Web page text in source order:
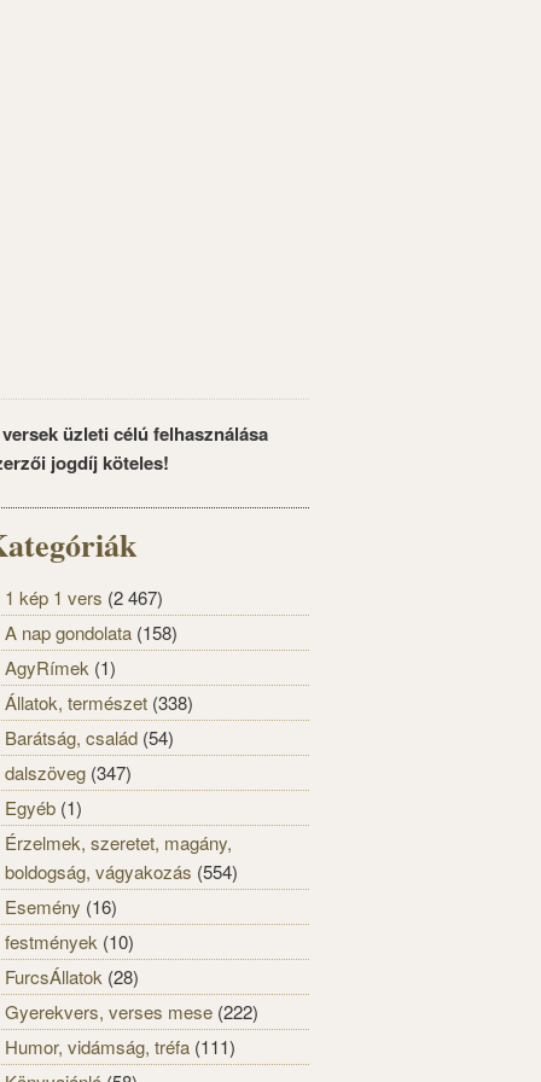
üzleti célú felhasználása
jogdíj köteles!
1 kép 1 vers (2 467)
A nap gondolata (158)
AgyRímek (1)
Állatok, természet (338)
Barátság, család (54)
dalszöveg (347)
Egyéb (1)
Érzelmek, szeretet, magány,
boldogság, vágyakozás (554)
Esemény (16)
festmények (10)
FurcsÁllatok (28)
Gyerekvers, verses mese (222)
Humor, vidámság, tréfa (111)